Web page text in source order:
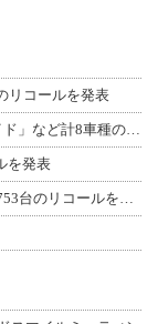
リコールを発表
【ハーレー】「スポーツスターS」「ロードグライド」など計8車種のリコールを発表
を発表
【トライアンフ】ボンネビル T100 など6車種計3,753台のリコールを発表